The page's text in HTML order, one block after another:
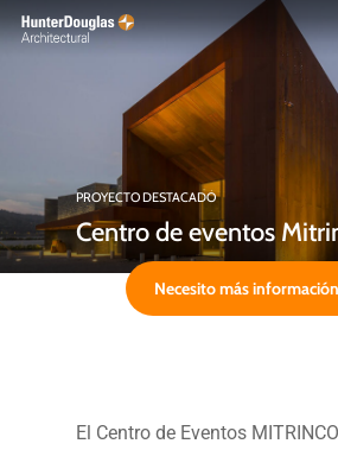
Skip
to
PROYECTO DESTACADO
Centro de eventos
Necesito más información
El Centro de Eventos